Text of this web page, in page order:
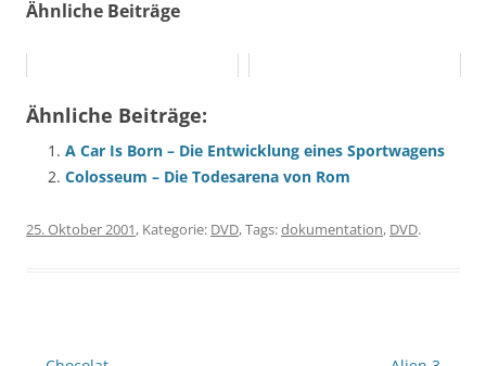
Ähnliche Beiträge
Ähnliche Beiträge:
A Car Is Born – Die Entwicklung eines Sportwagens
Colosseum – Die Todesarena von Rom
25. Oktober 2001, Kategorie: DVD, Tags:dokumentation, DVD.